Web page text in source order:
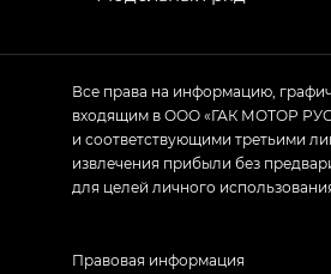
Все права на информацию,
входящим в ООО «ГАК МОТОР
и соответствующими третьими
извлечения прибыли без
для целей личного
Правовая информация